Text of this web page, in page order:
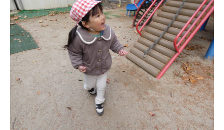
預かり保育［ヒラソル ]
美⽊多チコス
美⽊多チコスについて
美⽊多チコスブログ
未就園児クラス
0歳親子登園［マカロンクラス ]